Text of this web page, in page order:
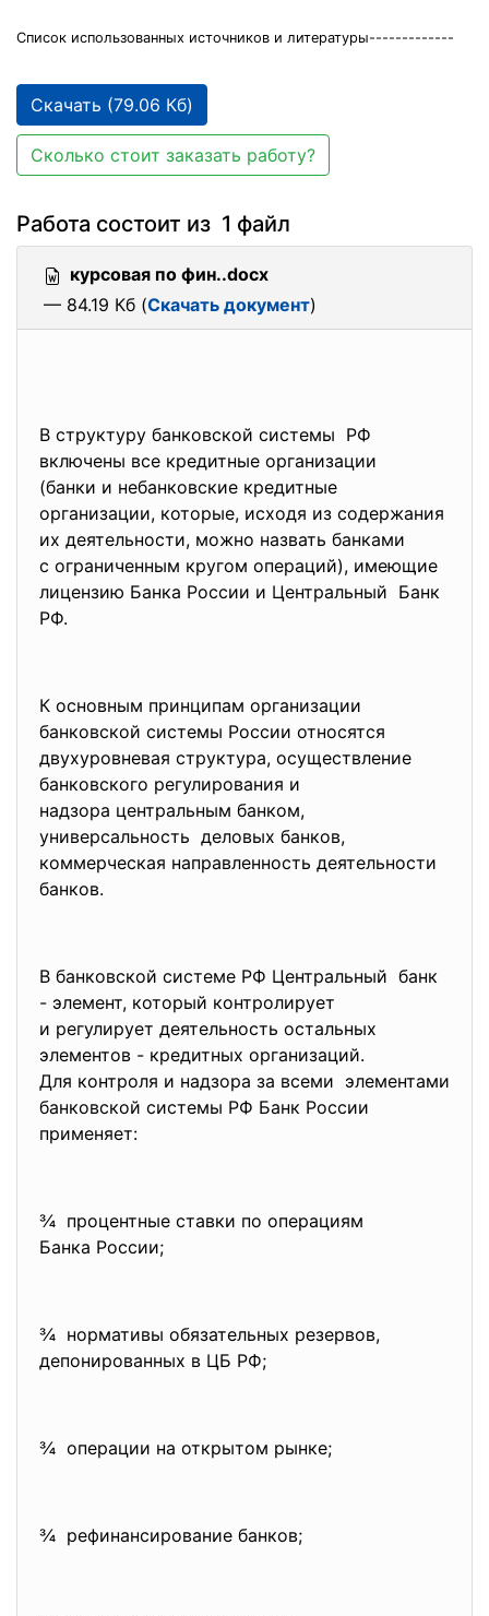
Список использованных источников и литературы-------------
Скачать (79.06 Кб)
Сколько стоит заказать работу?
Работа состоит из 1 файл
курсовая по фин..docx
— 84.19 Кб (Скачать документ)
В структуру банковской системы РФ
включены все кредитные организации
(банки и небанковские кредитные
организации, которые, исходя из содержания
их деятельности, можно назвать банками
с ограниченным кругом операций), имеющие
лицензию Банка России и Центральный Банк
РФ.
К основным принципам организации
банковской системы России относятся
двухуровневая структура, осуществление
банковского регулирования и
надзора центральным банком,
универсальность деловых банков,
коммерческая направленность деятельности
банков.
В банковской системе РФ Центральный банк
- элемент, который контролирует
и регулирует деятельность остальных
элементов - кредитных организаций.
Для контроля и надзора за всеми элементами
банковской системы РФ Банк России
применяет:
¾ процентные ставки по операциям
Банка России;
¾ нормативы обязательных резервов,
депонированных в ЦБ РФ;
¾ операции на открытом рынке;
¾ рефинансирование банков;